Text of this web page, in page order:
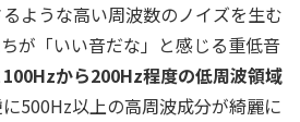
ような高い周波数のノイズを生む
が「いい音だな」と感じる重低音
100Hzから200Hz程度の低周波領域
500Hz以上の高周波成分が綺麗に